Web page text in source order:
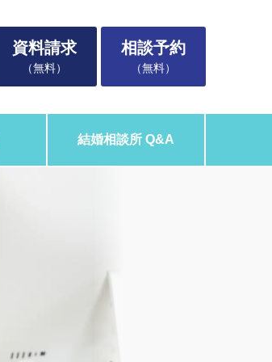
資料請求
（無料）
相談予約
（無料）
結婚相談所 Q&A